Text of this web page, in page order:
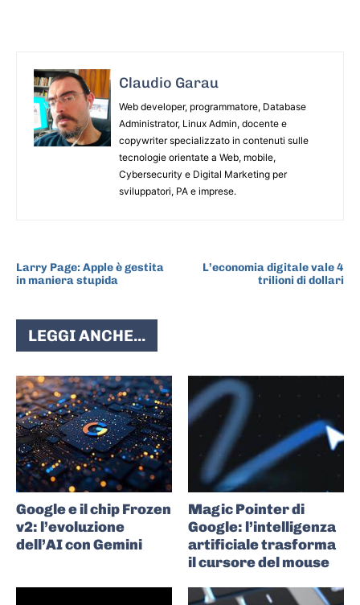
Claudio Garau
Web developer, programmatore, Database
Administrator, Linux Admin, docente e
copywriter specializzato in contenuti sulle
tecnologie orientate a Web, mobile,
Cybersecurity e Digital Marketing per
sviluppatori, PA e imprese.
Larry Page: Apple è gestita
in maniera stupida
L’economia digitale vale 4
trilioni di dollari
LEGGI ANCHE...
Google e il chip Frozen
v2: l’evoluzione
dell’AI con Gemini
Magic Pointer di
Google: l’intelligenza
artificiale trasforma
il cursore del mouse